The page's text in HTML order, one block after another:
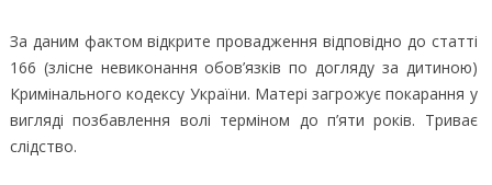
За даним фактом відкрите провадження відповідно до статті
166 (злісне невиконання обов’язків по догляду за дитиною)
Кримінального кодексу України. Матері загрожує покарання у
вигляді позбавлення волі терміном до п’яти років. Триває
слідство.